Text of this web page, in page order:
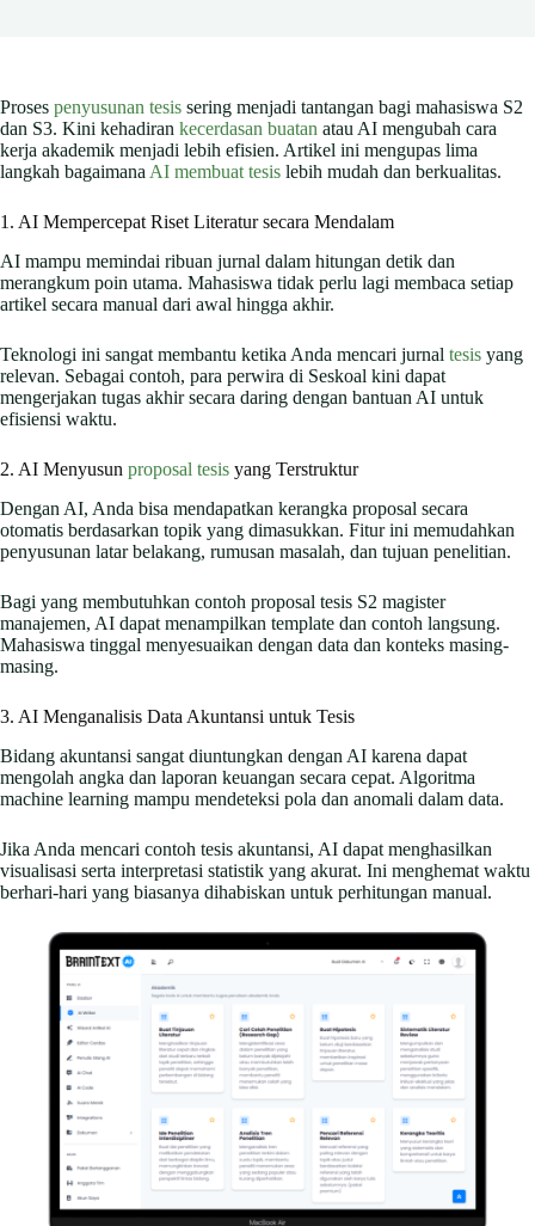
Proses penyusunan tesis sering menjadi tantangan bagi mahasiswa S2
dan S3. Kini kehadiran kecerdasan buatan atau AI mengubah cara
kerja akademik menjadi lebih efisien. Artikel ini mengupas lima
langkah bagaimana AI membuat tesis lebih mudah dan berkualitas.
1. AI Mempercepat Riset Literatur secara Mendalam
AI mampu memindai ribuan jurnal dalam hitungan detik dan
merangkum poin utama. Mahasiswa tidak perlu lagi membaca setiap
artikel secara manual dari awal hingga akhir.
Teknologi ini sangat membantu ketika Anda mencari jurnal tesis yang
relevan. Sebagai contoh, para perwira di Seskoal kini dapat
mengerjakan tugas akhir secara daring dengan bantuan AI untuk
efisiensi waktu.
2. AI Menyusun proposal tesis yang Terstruktur
Dengan AI, Anda bisa mendapatkan kerangka proposal secara
otomatis berdasarkan topik yang dimasukkan. Fitur ini memudahkan
penyusunan latar belakang, rumusan masalah, dan tujuan penelitian.
Bagi yang membutuhkan contoh proposal tesis S2 magister
manajemen, AI dapat menampilkan template dan contoh langsung.
Mahasiswa tinggal menyesuaikan dengan data dan konteks masing-
masing.
3. AI Menganalisis Data Akuntansi untuk Tesis
Bidang akuntansi sangat diuntungkan dengan AI karena dapat
mengolah angka dan laporan keuangan secara cepat. Algoritma
machine learning mampu mendeteksi pola dan anomali dalam data.
Jika Anda mencari contoh tesis akuntansi, AI dapat menghasilkan
visualisasi serta interpretasi statistik yang akurat. Ini menghemat waktu
berhari-hari yang biasanya dihabiskan untuk perhitungan manual.